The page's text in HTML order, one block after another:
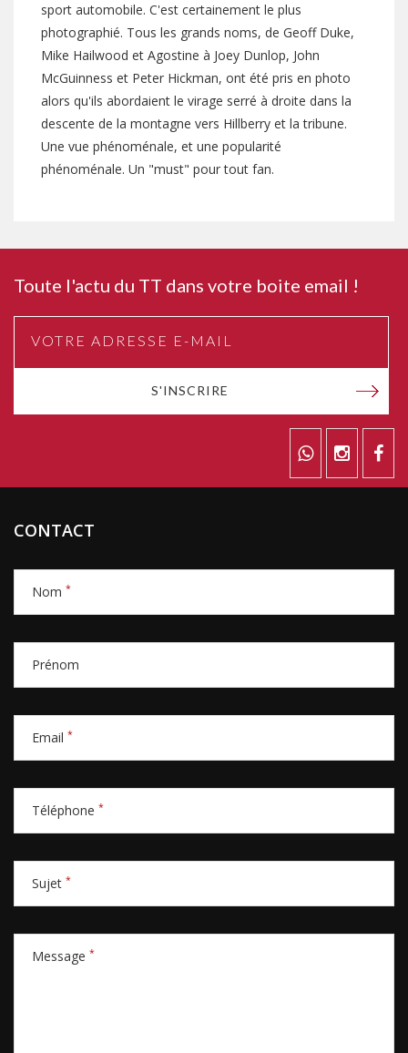
sport automobile. C'est certainement le plus
photographié. Tous les grands noms, de Geoff Duke,
Mike Hailwood et Agostine à Joey Dunlop, John
McGuinness et Peter Hickman, ont été pris en photo
alors qu'ils abordaient le virage serré à droite dans la
descente de la montagne vers Hillberry et la tribune.
Une vue phénoménale, et une popularité
phénoménale. Un "must" pour tout fan.
Toute l'actu du TT dans votre boite email !
S'INSCRIRE
CONTACT
Nom *
Prénom
Email *
Téléphone *
Sujet *
Message *